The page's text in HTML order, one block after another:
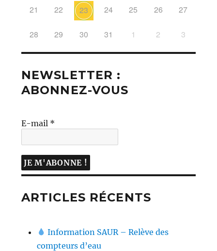
21 22 23 24 25 26 27
28 29 30 31 1 2 3
NEWSLETTER :
ABONNEZ-VOUS
E-mail *
ARTICLES RÉCENTS
Information SAUR – Relève des
compteurs d’eau